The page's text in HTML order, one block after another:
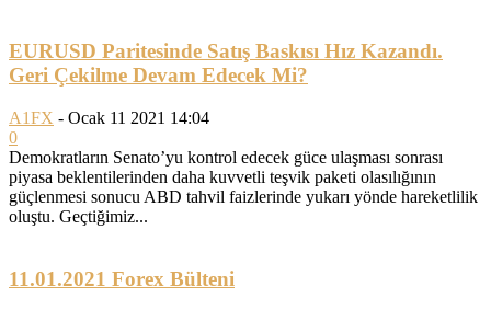
EURUSD Paritesinde Satış Baskısı Hız Kazandı.
Geri Çekilme Devam Edecek Mi?
A1FX - Ocak 11 2021 14:04
0
Demokratların Senato’yu kontrol edecek güce ulaşması sonrası
piyasa beklentilerinden daha kuvvetli teşvik paketi olasılığının
güçlenmesi sonucu ABD tahvil faizlerinde yukarı yönde hareketlilik
oluştu. Geçtiğimiz...
11.01.2021 Forex Bülteni